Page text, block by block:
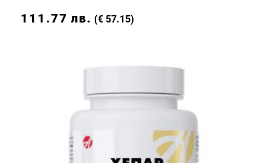
111.77 лв. (€ 57.15)